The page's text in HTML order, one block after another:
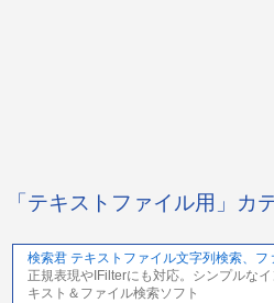
「テキストファイル用」カ
検索君 テキストファイル文字列検索、フ
正規表現やIFilterにも対応。シンプルな
キスト＆ファイル検索ソフト